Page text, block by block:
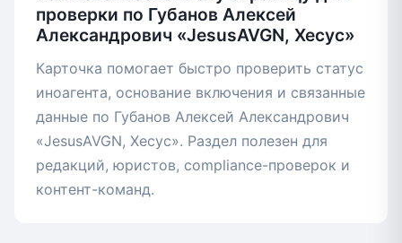
проверки по Губанов Алексей
Александрович «JesusAVGN, Хесус»
Карточка помогает быстро проверить статус
иноагента, основание включения и связанные
данные по Губанов Алексей Александрович
«JesusAVGN, Хесус». Раздел полезен для
редакций, юристов, compliance-проверок и
контент-команд.